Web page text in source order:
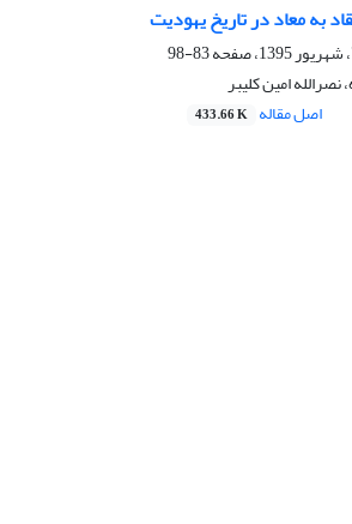
به معاد در تاریخ یهودیت
83-98
امین کلیبر
اصل مقاله 433.66 K